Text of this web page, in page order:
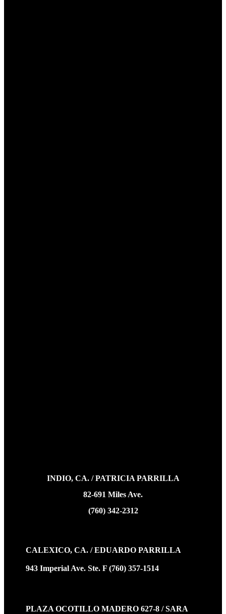
INDIO, CA. / PATRICIA PARRILLA
82-691 Miles Ave.
(760) 342-2312
CALEXICO, CA. / EDUARDO PARRILLA
943 Imperial Ave. Ste. F (760) 357-1514
PLAZA OCOTILLO MADERO 627-8 / SARA